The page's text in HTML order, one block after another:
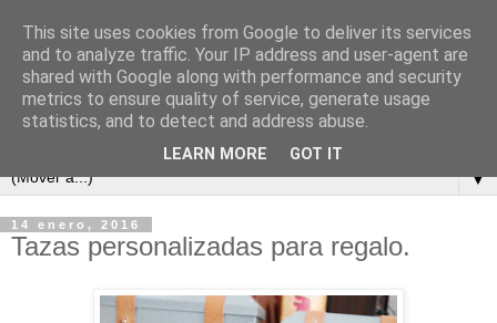
▼
14 enero, 2016
Tazas personalizadas para regalo.
This site uses cookies from Google to deliver its services
and to analyze traffic. Your IP address and user-agent are
shared with Google along with performance and security
metrics to ensure quality of service, generate usage
statistics, and to detect and address abuse.
LEARN MORE GOT IT